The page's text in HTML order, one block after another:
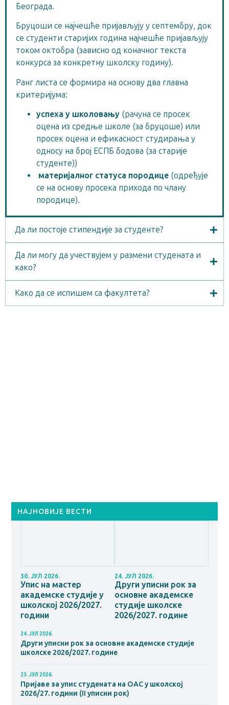
Београда.
Бруцоши се најчешће пријављују у септембру, док
се студенти старијих година најчешће пријављују
током октобра (зависно од коначног текста
конкурса за конкретну школску годину).
Ранг листа се формира на основу два главна
критеријума:
успеха у школовању (рачуна се просек
оцена из средње школе (за бруцоше) или
просек оцена и ефикасност студирања у
односу на број ЕСПБ бодова (за старије
студенте))
материјалног статуса породице (одређује
се на основу просека прихода по члану
породице).
Да ли постоје стипендије за студенте?
Да ли могу да учествујем у размени студената и
како?
Како да се испишем са факултета?
НАЈНОВИЈЕ ВЕСТИ
30. ЈУЛ 2026.
Упис на мастер
академске студије у
школској 2026/2027.
години
24. ЈУЛ 2026.
Други уписни рок за
основне академске
студије школске
2026/2027. године
24. ЈУЛ 2026.
Други уписни рок за основне академске студије
школске 2026/2027. године
23. ЈУЛ 2026.
Пријаве за упис студената на ОАС у школској
2026/27. години (II уписни рок)